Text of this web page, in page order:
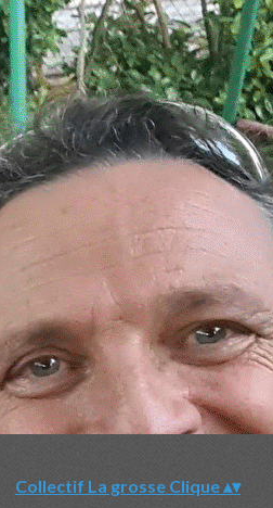
Collectif La grosse Clique▴▾